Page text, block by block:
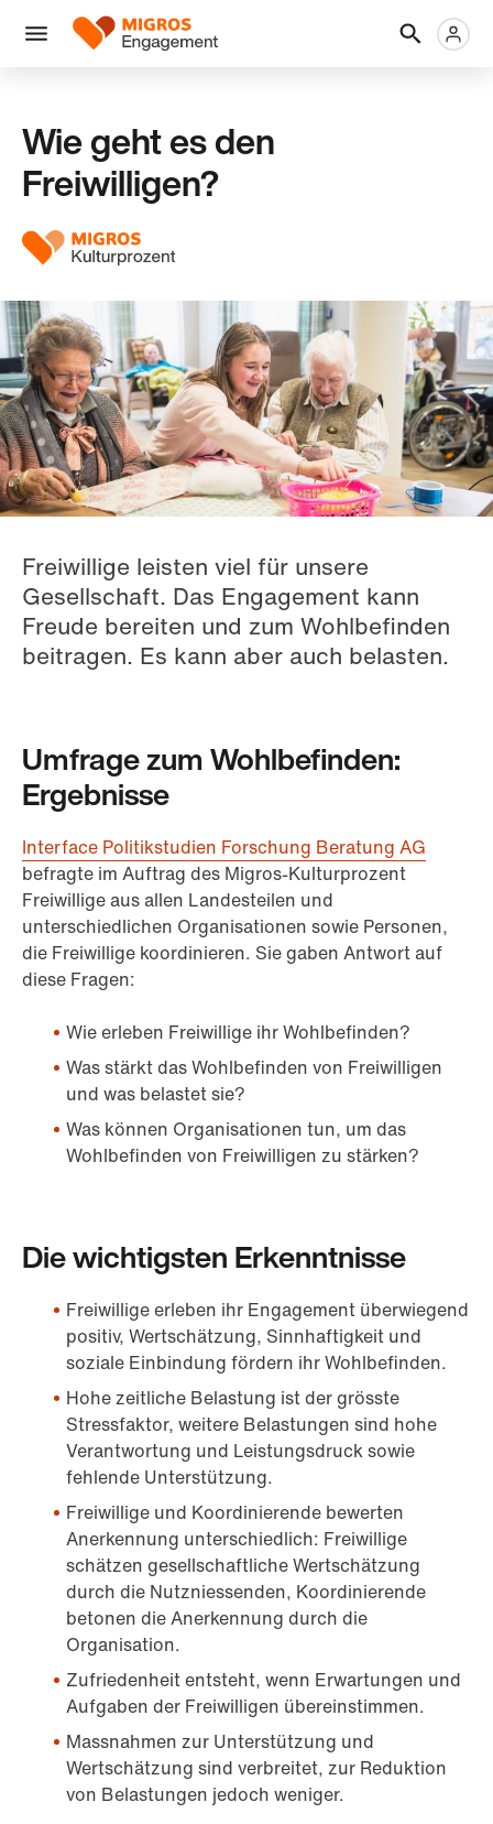
Navigation
überspringen
Menü
Logo
Wie geht es den
Freiwilligen?
Freiwillige leisten viel für unsere
Gesellschaft. Das Engagement kann
Freude bereiten und zum Wohlbefinden
beitragen. Es kann aber auch belasten.
Umfrage zum Wohlbefinden:
Ergebnisse
Interface Politikstudien Forschung Beratung AG
befragte im Auftrag des Migros-Kulturprozent
Freiwillige aus allen Landesteilen und
unterschiedlichen Organisationen sowie Personen,
die Freiwillige koordinieren. Sie gaben Antwort auf
diese Fragen:
Wie erleben Freiwillige ihr Wohlbefinden?
Was stärkt das Wohlbefinden von Freiwilligen
und was belastet sie?
Was können Organisationen tun, um das
Wohlbefinden von Freiwilligen zu stärken?
Die wichtigsten Erkenntnisse
Freiwillige erleben ihr Engagement überwiegend
positiv, Wertschätzung, Sinnhaftigkeit und
soziale Einbindung fördern ihr Wohlbefinden.
Hohe zeitliche Belastung ist der grösste
Stressfaktor, weitere Belastungen sind hohe
Verantwortung und Leistungsdruck sowie
fehlende Unterstützung.
Freiwillige und Koordinierende bewerten
Anerkennung unterschiedlich: Freiwillige
schätzen gesellschaftliche Wertschätzung
durch die Nutzniessenden, Koordinierende
betonen die Anerkennung durch die
Organisation.
Zufriedenheit entsteht, wenn Erwartungen und
Aufgaben der Freiwilligen übereinstimmen.
Massnahmen zur Unterstützung und
Wertschätzung sind verbreitet, zur Reduktion
von Belastungen jedoch weniger.